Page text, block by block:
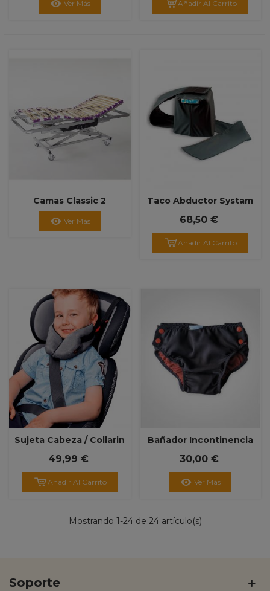
Ver Más Añadir Al Carrito
Camas Classic 2
Ver Más
Taco Abductor Systam
68,50 €
Añadir Al Carrito
Sujeta Cabeza / Collarin
De Seguridad PREMIUM
49,99 €
Añadir Al Carrito
Bañador Incontinencia
Fecal
30,00 €
Ver Más
Mostrando 1 -24 de 24 artículo(s)
Soporte